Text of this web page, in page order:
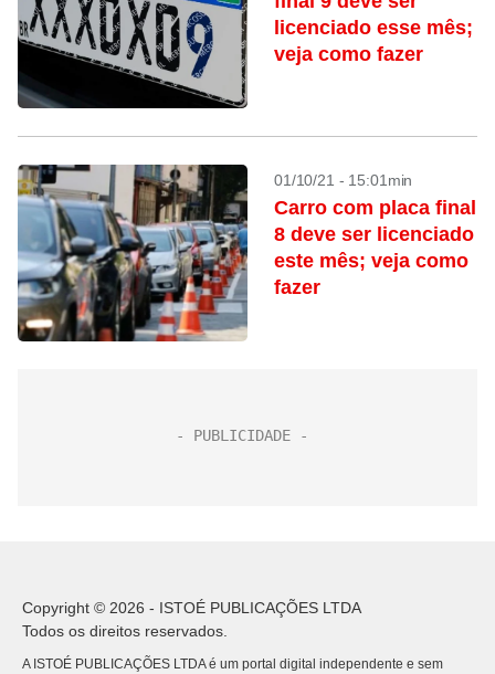
licenciado esse mês;
veja como fazer
01/10/21 - 15:01min
Carro com placa final
8 deve ser licenciado
este mês; veja como
fazer
Copyright © 2026 - ISTOÉ PUBLICAÇÕES LTDA
Todos os direitos reservados.
A ISTOÉ PUBLICAÇÕES LTDA é um portal digital independente e sem